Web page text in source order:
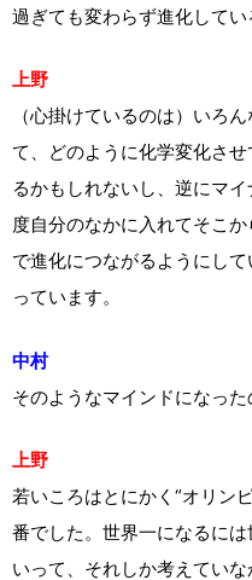
過ぎても変わらず進化してい
上野
（心掛けているのは）いろ
て、どのように化学変化さ
るかもしれないし、逆にマ
度自分のなかに入れてそこ
で進化につながるようにし
っています。
中村
そのようなマインドになっ
上野
若いころはとにかく“オリン
番でした。世界一になるに
いって、それしか考えてい